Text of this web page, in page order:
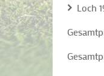
Loch